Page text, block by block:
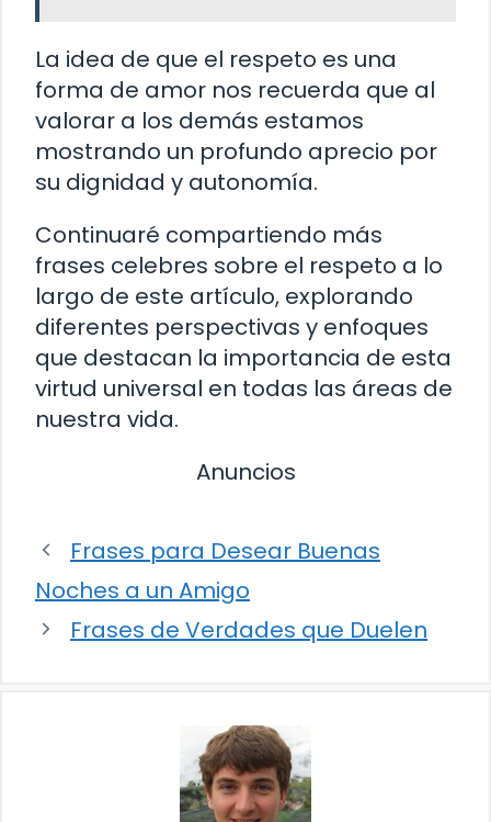
La idea de que el respeto es una
forma de amor nos recuerda que al
valorar a los demás estamos
mostrando un profundo aprecio por
su dignidad y autonomía.
Continuaré compartiendo más
frases celebres sobre el respeto a lo
largo de este artículo, explorando
diferentes perspectivas y enfoques
que destacan la importancia de esta
virtud universal en todas las áreas de
nuestra vida.
Anuncios
Frases para Desear Buenas
Noches a un Amigo
Frases de Verdades que Duelen